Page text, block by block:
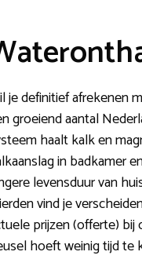
je definitief afrekenen
groeiend aantal
haalt kalk en
in badkamer
levensduur van
vind je
prijzen (offerte)
hoeft weinig tijd te